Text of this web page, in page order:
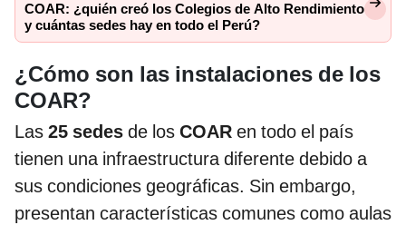
COAR: ¿quién creó los Colegios de Alto Rendimiento
y cuántas sedes hay en todo el Perú?
¿Cómo son las instalaciones de los
COAR?
Las 25 sedes de los COAR en todo el país
tienen una infraestructura diferente debido a
sus condiciones geográficas. Sin embargo,
presentan características comunes como aulas